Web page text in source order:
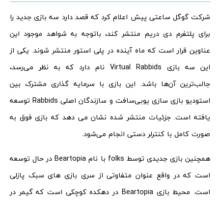
شرکت گوگل ساعتی پیش اعلام کرد که قصد دارد سه بازی جدید را
برای پلتفرم دی دریم منتشر کند، باتوجه به شواهد موجود این
عناوین قرار است که ماه آینده در پلی استور منتشر شوند. یکی از
این سه بازی Virtual Rabbids نام دارد که به نظر می‌رسد،
جالب‌ترین آن‌ها باشد. این بازی با سرمایه گذاری مشترک بین
استودیو بازی سازی یوبی‌سافت و سازندگان اصلی Rabbids توسعه
یافته است. جزئیات منتشر شده نشان می دهد که بازی فوق به
صورت کامل با کنترلر دستی انجام می‌شود.
همچنین بازی جدیدی توسط folks با نام Beartopia در حال توسعه
است که در واقع عنوان متفاوتی از سری بازی های سبک پازلی
است. محیط بازی Beartopia در دهکده کوچکی است که گیمر در